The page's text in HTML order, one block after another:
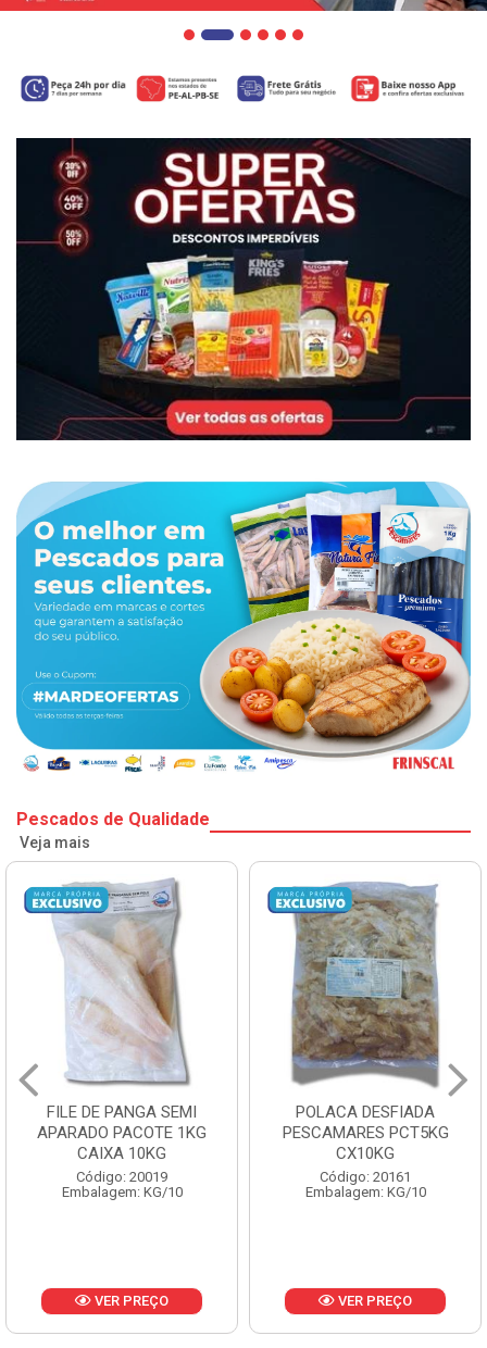
Pescados de Qualidade
Veja mais
FILE DE PANGA SEMI
APARADO PACOTE 1KG
CAIXA 10KG
Código: 20019
Embalagem: KG/10
VER PREÇO
POLACA DESFIADA
PESCAMARES PCT5KG
CX10KG
Código: 20161
Embalagem: KG/10
VER PREÇO